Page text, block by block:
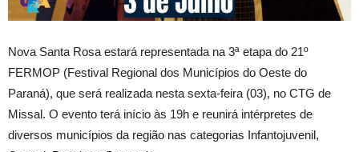
Nova Santa Rosa estará representada na 3ª etapa do 21º
FERMOP (Festival Regional dos Municípios do Oeste do
Paraná), que será realizada nesta sexta-feira (03), no CTG de
Missal. O evento terá início às 19h e reunirá intérpretes de
diversos municípios da região nas categorias Infantojuvenil,